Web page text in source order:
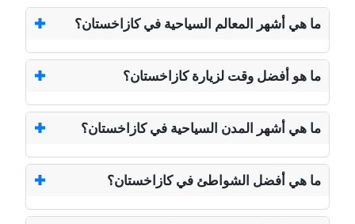
ما هي أشهر المعالم السياحية في كازاخستان؟
ما هو أفضل وقت لزيارة كازاخستان؟
ما هي أشهر المدن السياحية في كازاخستان؟
ما هي أفضل الشواطئ في كازاخستان؟